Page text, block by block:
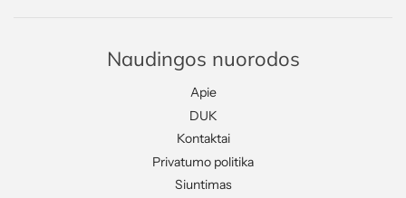
Naudingos nuorodos
Apie
DUK
Kontaktai
Privatumo politika
Siuntimas